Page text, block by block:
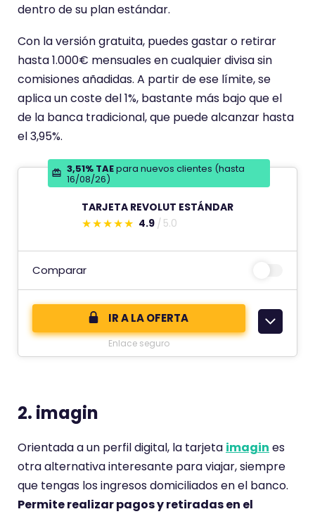
dentro de su plan estándar.
Con la versión gratuita, puedes gastar o retirar
hasta 1.000€ mensuales en cualquier divisa sin
comisiones añadidas. A partir de ese límite, se
aplica un coste del 1%, bastante más bajo que el
de la banca tradicional, que puede alcanzar hasta
el 3,95%.
3,51% TAEpara nuevos clientes (hasta
16/08/26)
TARJETA REVOLUT ESTÁNDAR
E
s
t
e
c
t
a
o
4.9 5.0
Comparar
IR A LA OFERTA
Enlace seguro
2. imagin
Orientada a un perfil digital, la tarjeta imagin es
otra alternativa interesante para viajar, siempre
que tengas los ingresos domiciliados en el banco.
Permite realizar pagos y retiradas en el